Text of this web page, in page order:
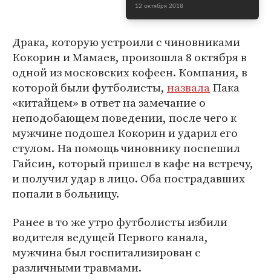
12 октября 2018
Драка, которую устроили с чиновниками
Кокорин и Мамаев, произошла 8 октября в
одной из московских кофеен. Компания, в
которой были футболисты, назвалаПака
«китайцем» в ответ на замечание о
неподобающем поведении, после чего к
мужчине подошел Кокорин и ударил его
стулом. На помощь чиновнику поспешил
Гайсин, который пришел в кафе на встречу,
и получил удар в лицо. Оба пострадавших
попали в больницу.
Ранее в то же утро футболисты избили
водителя ведущей Первого канала,
мужчина был госпитализирован с
различными травмами.